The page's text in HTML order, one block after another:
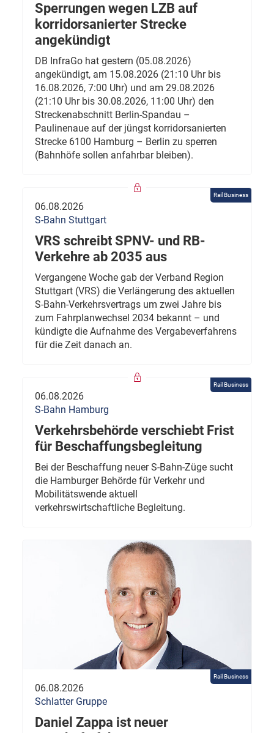
Sperrungen wegen LZB auf
korridorsanierter Strecke
angekündigt
DB InfraGo hat gestern (05.08.2026)
angekündigt, am 15.08.2026 (21:10 Uhr bis
16.08.2026, 7:00 Uhr) und am 29.08.2026
(21:10 Uhr bis 30.08.2026, 11:00 Uhr) den
Streckenabschnitt Berlin-Spandau –
Paulinenaue auf der jüngst korridorsanierten
Strecke 6100 Hamburg – Berlin zu sperren
(Bahnhöfe sollen anfahrbar bleiben).
Rail Business
06.08.2026
S-Bahn Stuttgart
VRS schreibt SPNV- und RB-
Verkehre ab 2035 aus
Vergangene Woche gab der Verband Region
Stuttgart (VRS) die Verlängerung des aktuellen
S-Bahn-Verkehrsvertrags um zwei Jahre bis
zum Fahrplanwechsel 2034 bekannt – und
kündigte die Aufnahme des Vergabeverfahrens
für die Zeit danach an.
Rail Business
06.08.2026
S-Bahn Hamburg
Verkehrsbehörde verschiebt Frist
für Beschaffungsbegleitung
Bei der Beschaffung neuer S-Bahn-Züge sucht
die Hamburger Behörde für Verkehr und
Mobilitätswende aktuell
verkehrswirtschaftliche Begleitung.
Rail Business
06.08.2026
Schlatter Gruppe
Daniel Zappa ist neuer